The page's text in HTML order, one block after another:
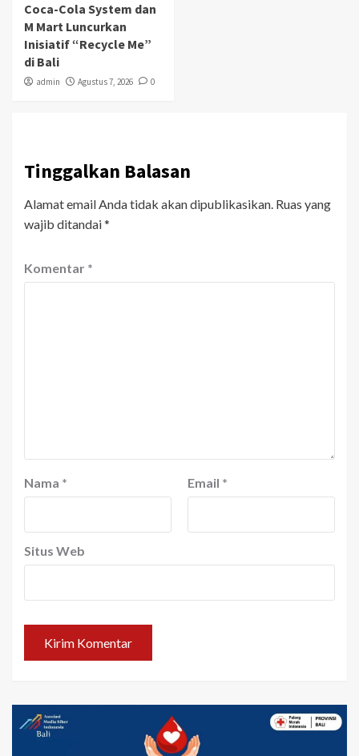
Coca-Cola System dan
M Mart Luncurkan
Inisiatif “Recycle Me”
di Bali
admin Agustus 7, 2026 0
Tinggalkan Balasan
Alamat email Anda tidak akan dipublikasikan. Ruas yang
wajib ditandai*
Komentar *
Nama * Email *
Situs Web